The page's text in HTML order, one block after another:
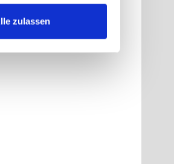
zulassen